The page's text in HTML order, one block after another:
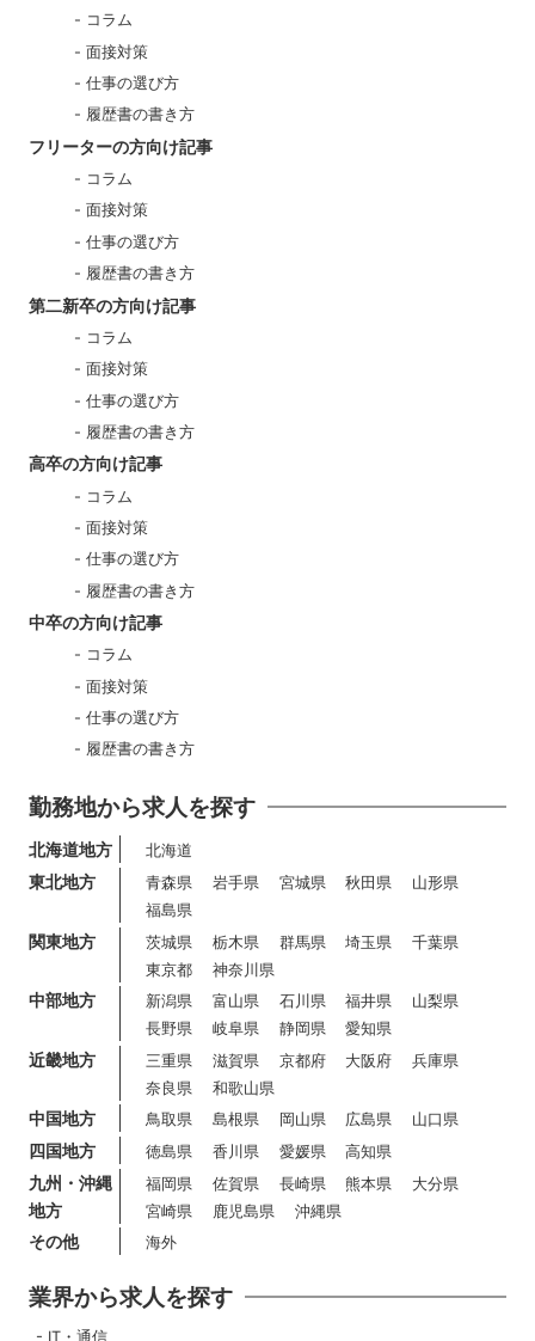
コラム
面接対策
仕事の選び方
履歴書の書き方
フリーターの方向け記事
コラム
面接対策
仕事の選び方
履歴書の書き方
第二新卒の方向け記事
コラム
面接対策
仕事の選び方
履歴書の書き方
高卒の方向け記事
コラム
面接対策
仕事の選び方
履歴書の書き方
中卒の方向け記事
コラム
面接対策
仕事の選び方
履歴書の書き方
勤務地から求人を探す
北海道地方 北海道
東北地方 青森県 岩手県 宮城県 秋田県
山形県
福島県
関東地方 茨城県 栃木県 群馬県 埼玉県
千葉県
東京都
神奈川県
中部地方 新潟県 富山県 石川県 福井県
山梨県
長野県
岐阜県 静岡県 愛知県
近畿地方 三重県 滋賀県 京都府 大阪府
兵庫県
奈良県
和歌山県
中国地方 鳥取県 島根県 岡山県 広島県 山口県
四国地方 徳島県 香川県 愛媛県 高知県
九州・沖縄
地方
福岡県 佐賀県 長崎県 熊本県
大分県
宮崎県
鹿児島県 沖縄県
その他 海外
業界から求人を探す
IT・通信